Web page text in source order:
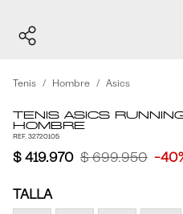
Tenis Hombre Asics
Tenis Asics
Hombre
REF. 32720105
$ 419.970 $ 699.950 -
TALLA